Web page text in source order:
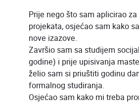
Prije nego što sam aplicirao za
projekata, osjećao sam kako
nove izazove.
Završio sam sa studijem
godine) i prije upisivanja
želio sam si priuštiti godinu
formalnog studiranja.
Osjećao sam kako mi treba